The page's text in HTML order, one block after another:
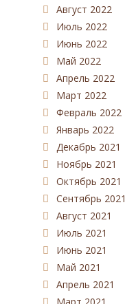
Август 2022
Июль 2022
Июнь 2022
Май 2022
Апрель 2022
Март 2022
Февраль 2022
Январь 2022
Декабрь 2021
Ноябрь 2021
Октябрь 2021
Сентябрь 2021
Август 2021
Июль 2021
Июнь 2021
Май 2021
Апрель 2021